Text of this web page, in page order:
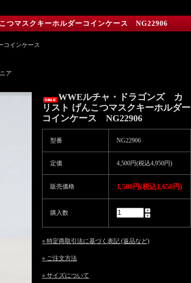
つマスクキーホルダーコインケース NG22906
コインケース
ア
WWEルチャ・ドラゴンズ カ
リスト げんこつマスクキーホルダー
コインケース NG22906
型番 NG22906
定価 4,500円(税込4,950円)
販売価格 1,500円(税込1,650円)
購入数
» 特定商取引法に基づく表記 (返品など)
» ご注文方法
» サイズについて